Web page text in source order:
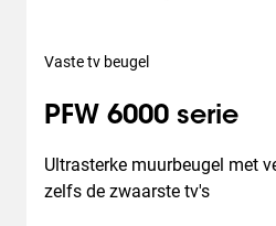
Vaste tv beugel
PFW 6000 serie
Ultrasterke muurbeugel met
zelfs de zwaarste tv's